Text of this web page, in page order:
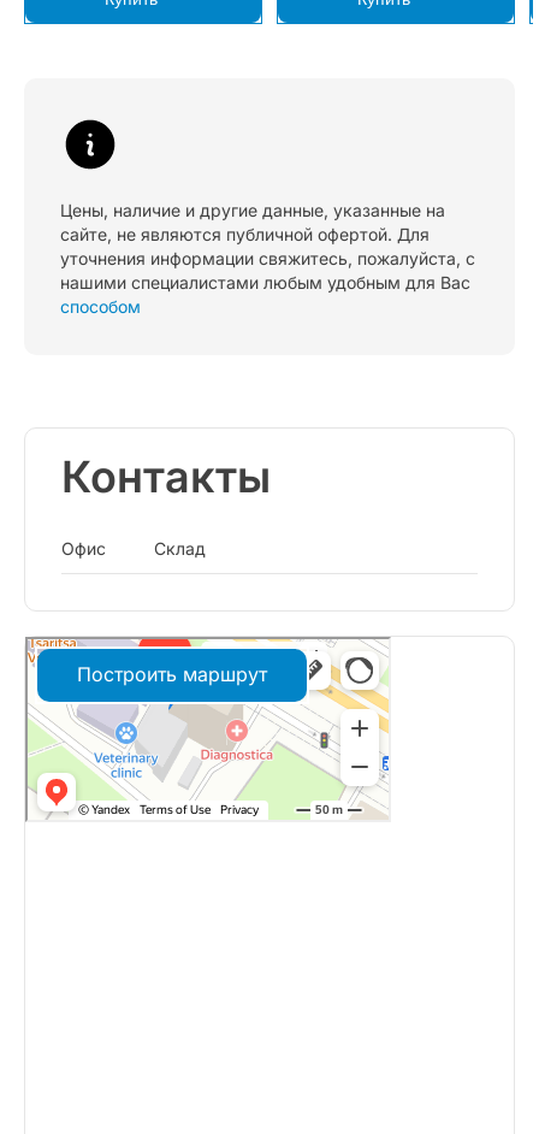
Цены, наличие и другие данные, указанные на
сайте, не являются публичной офертой. Для
уточнения информации свяжитесь, пожалуйста, с
нашими специалистами любым удобным для Вас
способом
Контакты
Офис Склад
Построить маршрут